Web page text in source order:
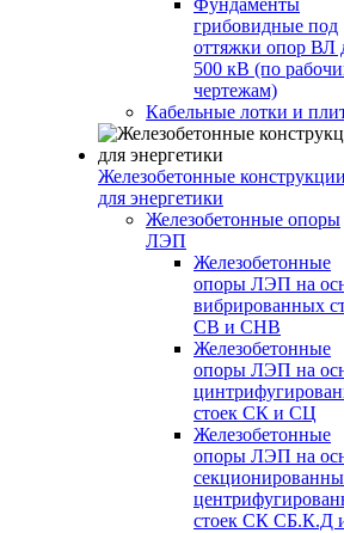
Фундаменты
грибовидные под
оттяжки опор ВЛ
500 кВ (по
чертежам)
Кабельные лотки и
Железобетонные
для энергетики
Железобетонные опоры
ЛЭП
Железобетонные
опоры ЛЭП на
вибрированных
СВ и СНВ
Железобетонные
опоры ЛЭП на
стоек СК и СЦ
Железобетонные
опоры ЛЭП на
стоек СК СБ.К.Д